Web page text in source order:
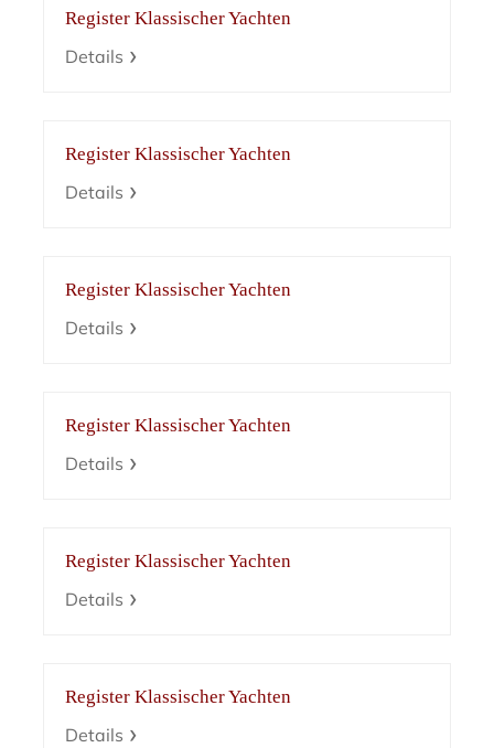
Register Klassischer Yachten
Details
Register Klassischer Yachten
Details
Register Klassischer Yachten
Details
Register Klassischer Yachten
Details
Register Klassischer Yachten
Details
Register Klassischer Yachten
Details